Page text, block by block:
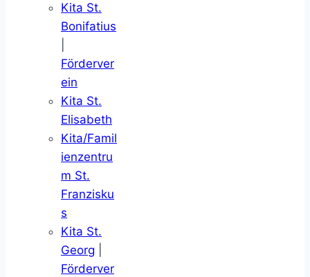
Kita St.
Bonifatius
Förderver
ein
Kita St.
Elisabeth
Kita/Famil
ienzentru
m St.
Franzisku
s
Kita St.
Georg
Förderver